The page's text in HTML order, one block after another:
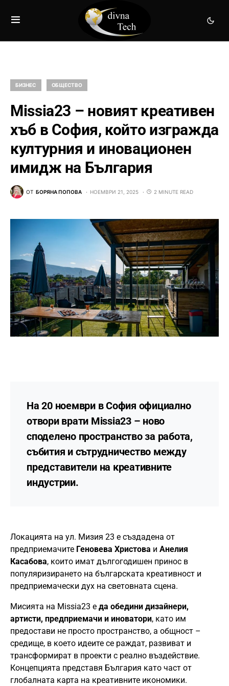
БИЗНЕС ОБЩЕСТВО
Missia23 – новият креативен
хъб в София, който изгражда
културния и иновационен
имидж на България
ОТ БОРЯНА ПОПОВА НОЕМВРИ 21, 2025 2 MINUTE READ
На 20 ноември в София официално
отвори врати Missia23– ново
споделено пространство за работа,
събития и сътрудничество между
представители на креативните
индустрии.
Локацията на ул. Мизия 23 е създадена от
предприемачите Геновева Христова и Анелия
Касабова, които имат дългогодишен принос в
популяризирането на българската креативност и
предприемачески дух на световната сцена.
Мисията на Missia23 е да обедини дизайнери,
артисти, предприемачи и иноватори, като им
предостави не просто пространство, а общност –
средище, в което идеите се раждат, развиват и
трансформират в проекти с реално въздействие.
Концепцията представя България като част от
глобалната карта на креативните икономики.